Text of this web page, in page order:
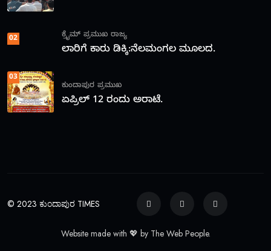
02 ಕ್ರೈಮ್ ಪ್ರಮುಖ ರಾಜ್ಯ
ಲಾರಿಗೆ ಕಾರು ಡಿಕ್ಕಿ:ನೆಲಮಂಗಲ ಮೂಲದ.
03
ಕುಂದಾಪುರ ಪ್ರಮುಖ
ಏಪ್ರಿಲ್ 12 ರಂದು ಅರಾಟೆ.
© 2023 ಕುಂದಾಪುರ TIMES
Website made with 💖 by The Web People.